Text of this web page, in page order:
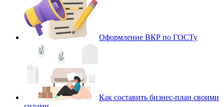
Оформление ВКР по ГОСТу
Как составить бизнес-план своими